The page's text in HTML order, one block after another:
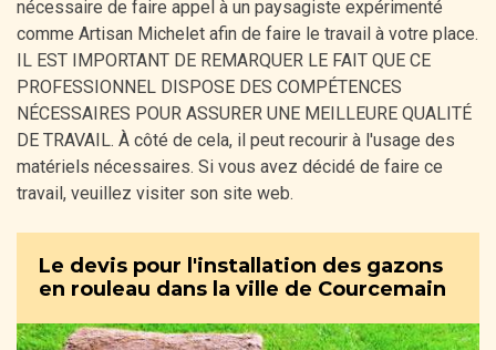
nécessaire de faire appel à un paysagiste expérimenté
comme Artisan Michelet afin de faire le travail à votre place.
IL EST IMPORTANT DE REMARQUER LE FAIT QUE CE
PROFESSIONNEL DISPOSE DES COMPÉTENCES
NÉCESSAIRES POUR ASSURER UNE MEILLEURE QUALITÉ
DE TRAVAIL. À côté de cela, il peut recourir à l'usage des
matériels nécessaires. Si vous avez décidé de faire ce
travail, veuillez visiter son site web.
Le devis pour l'installation des gazons
en rouleau dans la ville de Courcemain